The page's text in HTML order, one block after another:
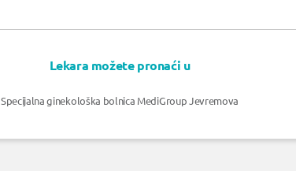
Lekara možete pronaći u
Specijalna ginekološka bolnica MediGroup Jevremova